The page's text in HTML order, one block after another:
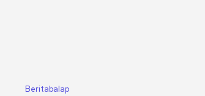
Beritabalap